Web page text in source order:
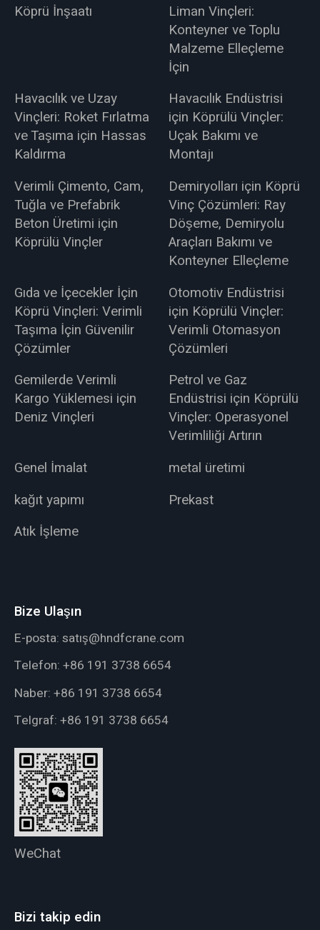
Köprü İnşaatı
Liman Vinçleri:
Konteyner ve Toplu
Malzeme Elleçleme
İçin
Havacılık ve Uzay
Vinçleri: Roket Fırlatma
ve Taşıma için Hassas
Kaldırma
Havacılık Endüstrisi
için Köprülü Vinçler:
Uçak Bakımı ve
Montajı
Verimli Çimento, Cam,
Tuğla ve Prefabrik
Beton Üretimi için
Köprülü Vinçler
Demiryolları için Köprü
Vinç Çözümleri: Ray
Döşeme, Demiryolu
Araçları Bakımı ve
Konteyner Elleçleme
Gıda ve İçecekler İçin
Köprü Vinçleri: Verimli
Taşıma İçin Güvenilir
Çözümler
Otomotiv Endüstrisi
için Köprülü Vinçler:
Verimli Otomasyon
Çözümleri
Gemilerde Verimli
Kargo Yüklemesi için
Deniz Vinçleri
Petrol ve Gaz
Endüstrisi için Köprülü
Vinçler: Operasyonel
Verimliliği Artırın
Genel İmalat
metal üretimi
kağıt yapımı
Prekast
Atık İşleme
Bize Ulaşın
E-posta: satış@hndfcrane.com
Telefon: +86 191 3738 6654
Naber: +86 191 3738 6654
Telgraf: +86 191 3738 6654
WeChat
Bizi takip edin